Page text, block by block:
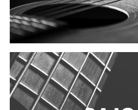
Multi-tenores
Platillos
Baquetas, mazos y bolillos
Pergaminos
Liras
Guiros
Vientos